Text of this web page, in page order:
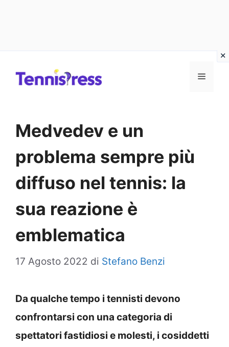
MENU
Medvedev e un
problema sempre più
diffuso nel tennis: la
sua reazione è
emblematica
17 Agosto 2022 di Stefano Benzi
Da qualche tempo i tennisti devono
confrontarsi con una categoria di
spettatori fastidiosi e molesti, i cosiddetti